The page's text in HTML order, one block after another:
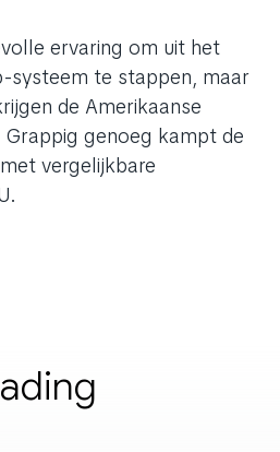
ervaring om uit het
systeem te stappen, maar
de Amerikaanse
genoeg kampt de
vergelijkbare